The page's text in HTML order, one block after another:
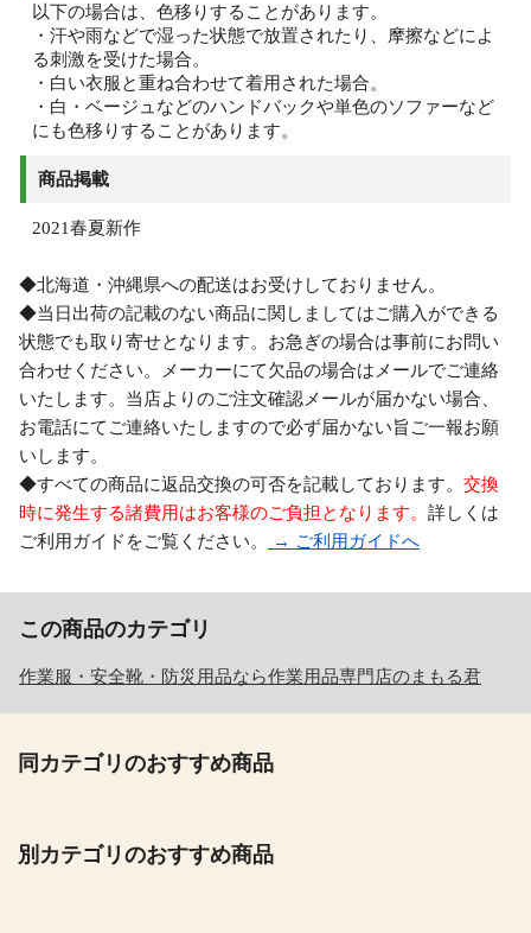
以下の場合は、色移りすることがあります。
・汗や雨などで湿った状態で放置されたり、摩擦などによ
る刺激を受けた場合。
・白い衣服と重ね合わせて着用された場合。
・白・ベージュなどのハンドバックや単色のソファーなど
にも色移りすることがあります。
商品掲載
2021春夏新作
◆北海道・沖縄県への配送はお受けしておりません。
◆当日出荷の記載のない商品に関しましてはご購入ができる
状態でも取り寄せとなります。お急ぎの場合は事前にお問い
合わせください。メーカーにて欠品の場合はメールでご連絡
いたします。当店よりのご注文確認メールが届かない場合、
お電話にてご連絡いたしますので必ず届かない旨ご一報お願
いします。
◆すべての商品に返品交換の可否を記載しております。 交換
時に発生する諸費用はお客様のご負担となります。 詳しくは
ご利用ガイドをご覧ください。
→ ご利用ガイドへ
この商品のカテゴリ
作業服・安全靴・防災用品なら作業用品専門店のまもる君
同カテゴリのおすすめ商品
別カテゴリのおすすめ商品